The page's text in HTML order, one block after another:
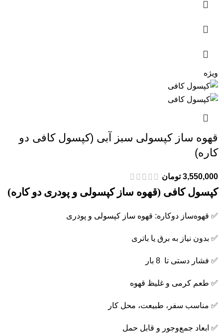
ویژه
قهوه ساز کپسولی سبز آبی (کپسول کافی دو
کاره)
3,550,000 تومان
کپسول کافی (قهوه ساز کپسولی و پودری دو کاره)
✅ قهوه‌ساز دوکاره: قهوه ساز کپسولی و پودری
✅ بدون نیاز به برق یا باتری
✅ فشار دستی تا 8 بار
✅ طعم کرمی و غلیظ قهوه
✅ مناسب سفر، طبیعت، محل کار
✅ ابعاد جمع‌وجور و قابل حمل